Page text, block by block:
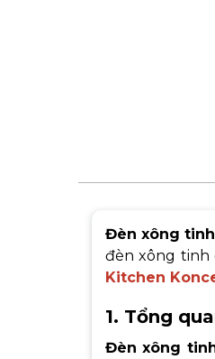
Đèn xông
đèn xông tinh
Kitchen
1. Tổng
Đèn xông